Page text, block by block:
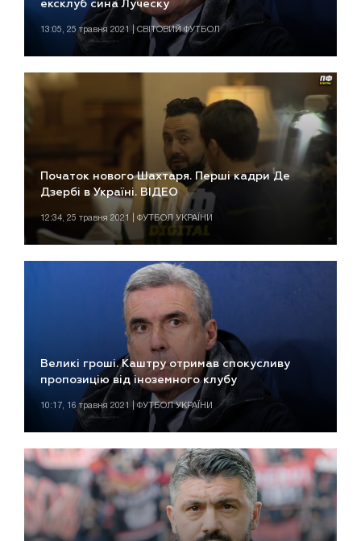
ексклуб сина Луческу
13:05, 25 травня 2021 | СВІТОВИЙ ФУТБОЛ
Початок нового Шахтаря. Перші кадри Де
Дзербі в Україні. ВІДЕО
12:34, 25 травня 2021 | ФУТБОЛ УКРАЇНИ
Великі гроші. Каштру отримав спокусливу
пропозицію від іноземного клубу
10:17, 16 травня 2021 | ФУТБОЛ УКРАЇНИ